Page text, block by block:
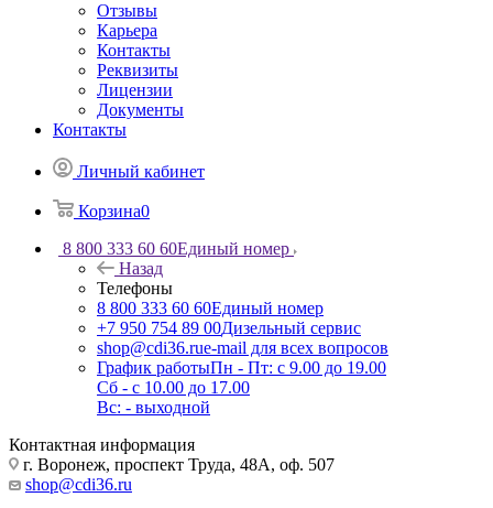
Отзывы
Карьера
Контакты
Реквизиты
Лицензии
Документы
Контакты
Личный кабинет
Корзина0
8 800 333 60 60Единый номер
Назад
Телефоны
8 800 333 60 60Единый номер
+7 950 754 89 00Дизельный сервис
shop@cdi36.rue-mail для всех вопросов
График работыПн - Пт: с 9.00 до 19.00
Сб - с 10.00 до 17.00
Вс: - выходной
Контактная информация
г. Воронеж, проспект Труда, 48А, оф. 507
shop@cdi36.ru